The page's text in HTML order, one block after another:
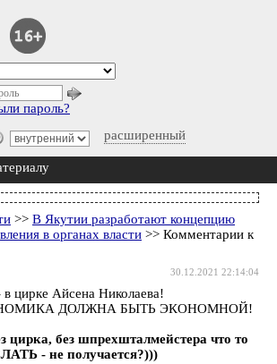
расширенный
пароль?
>> В Якутии разработают концепцию
в органах власти >> Комментарии к
30.12.2021 22:14:04
в цирке Айсена Николаева!
ДОЛЖНА БЫТЬ ЭКОНОМНОЙ!
цирка, без шпрехшталмейстера что то
- не получается?)))